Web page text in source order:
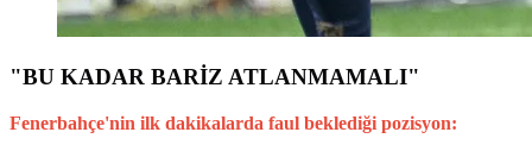
"BU KADAR BARİZ ATLANMAMALI"
Fenerbahçe'nin ilk dakikalarda faul beklediği pozisyon: